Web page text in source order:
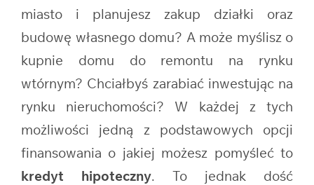
miasto i planujesz zakup działki oraz
budowę własnego domu? A może myślisz o
kupnie domu do remontu na rynku
wtórnym? Chciałbyś zarabiać inwestując na
rynku nieruchomości? W każdej z tych
możliwości jedną z podstawowych opcji
finansowania o jakiej możesz pomyśleć to
kredyt hipoteczny. To jednak dość